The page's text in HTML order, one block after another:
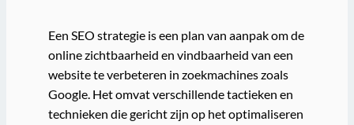
Een SEO strategie is een plan van aanpak om de
online zichtbaarheid en vindbaarheid van een
website te verbeteren in zoekmachines zoals
Google. Het omvat verschillende tactieken en
technieken die gericht zijn op het optimaliseren